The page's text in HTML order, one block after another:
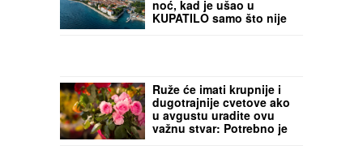
noć, kad je ušao u
KUPATILO samo što nije
Ruže će imati krupnije i
dugotrajnije cvetove ako
u avgustu uradite ovu
važnu stvar: Potrebno je